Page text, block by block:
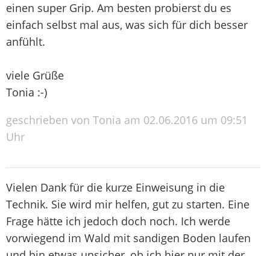
einen super Grip. Am besten probierst du es
einfach selbst mal aus, was sich für dich besser
anfühlt.
viele Grüße
Tonia :-)
geschrieben von Tonia am 02.06.2016 um 09:51
Uhr
Vielen Dank für die kurze Einweisung in die
Technik. Sie wird mir helfen, gut zu starten. Eine
Frage hätte ich jedoch doch noch. Ich werde
vorwiegend im Wald mit sandigen Boden laufen